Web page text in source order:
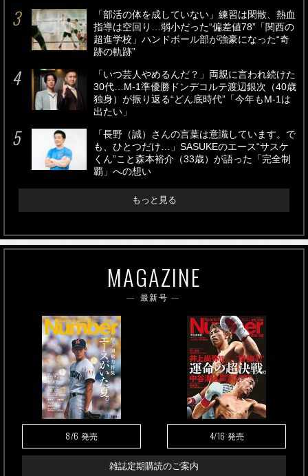
「部活の体を成していない」練習は閑散、熱血
指導は空回り…弱小だった“偏差値78”「関西の
超進学校」ハンドボール部が強豪になった“奇
跡の軌跡”
「いつ芸人やめるんだ？」両親に言われ続けた
30代…M-1準優勝ドンデコルテ渡辺銀次（40歳
独身）が振り返る“どん底時代”「今年もM-1は
出たい」
「長野（誠）さんの言葉は意識しています。で
も、ひとつだけ…」SASUKEのエース“サスケ
くん”こと森本裕介（33歳）が語った「完全制
覇」への想い
もっと見る
MAGAZINE
最新号
8/6 発売 4/16 発売
雑誌定期購読のご案内